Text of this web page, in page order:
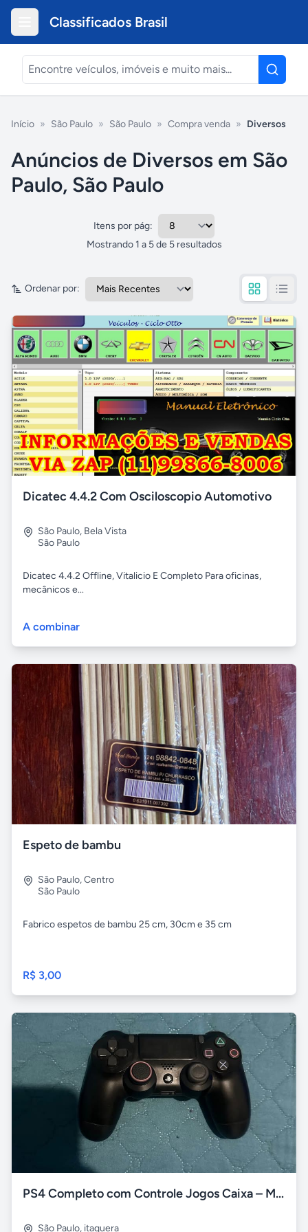
Classificados Brasil
Início » São Paulo » São Paulo » Compra venda » Diversos
Anúncios de Diversos em São
Paulo, São Paulo
Itens por pág:
Mostrando 1 a 5de 5resultados
Ordenar por:
Dicatec 4.4.2 Com Osciloscopio Automotivo
São Paulo, Bela Vista
São Paulo
Dicatec 4.4.2 Offline, Vitalicio E Completo Para oficinas,
mecânicos e...
A combinar
Espeto de bambu
São Paulo,Centro
São Paulo
Fabrico espetos de bambu 25 cm, 30cm e 35 cm
R$ 3,00
PS4 Completo com Controle Jogos Caixa – Muito Conservado
São Paulo, itaquera